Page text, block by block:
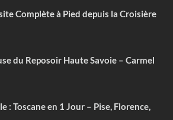
Complète à Pied depuis la Croisière
du Reposoir Haute Savoie – Carmel
: Toscane en 1 Jour – Pise, Florence,